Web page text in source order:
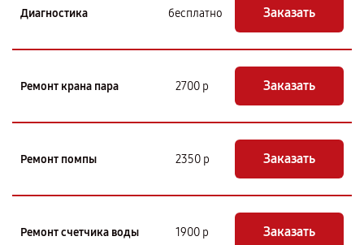
Диагностика бесплатно Заказать
Ремонт крана пара 2700 р Заказать
Ремонт помпы 2350 р Заказать
Ремонт счетчика воды 1900 р Заказать